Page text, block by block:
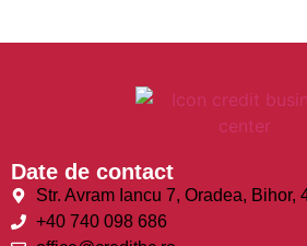
Date de contact
Str. Avram Iancu 7, Oradea, Bihor,
+40 740 098 686